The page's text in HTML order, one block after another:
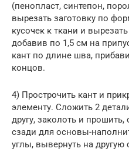
(пенопласт, синтепон,
вырезать заготовку по
кусочек к ткани и
добавив по 1,5 см на
кант по длине шва,
концов.
4) Прострочить кант и
элементу. Сложить 2
другу, заколоть и
сзади для основы-
углы, вывернуть на другую